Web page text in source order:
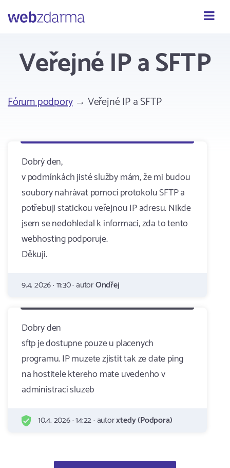
Webzdarma
Veřejné IP a SFTP
Fórum podpory→ Veřejné IP a SFTP
Dobrý den,
v podmínkách jisté služby mám, že mi budou
soubory nahrávat pomocí protokolu SFTP a
potřebuji statickou veřejnou IP adresu. Nikde
jsem se nedohledal k informaci, zda to tento
webhosting podporuje.
Děkuji.
9.4. 2026 · 11:30 · autorOndřej
Dobry den
sftp je dostupne pouze u placenych
programu. IP muzete zjistit tak ze date ping
na hostitele ktereho mate uvedenho v
administraci sluzeb
10.4. 2026 · 14:22 · autorxtedy (Podpora)